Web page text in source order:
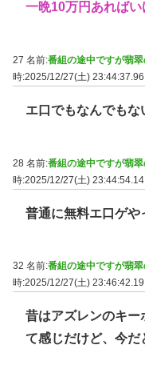
一晩10万円あれば
27 名前:番組の途中ですが翡
時:2025/12/27(土) 23:44:37.96
エ口でもなんでもな
28 名前:番組の途中ですが翡
時:2025/12/27(土) 23:44:54.14
普通に無料エ口ゲや
32 名前:番組の途中ですが翡
時:2025/12/27(土) 23:46:42.19
昔はアズレンのキー
て感じだけど、今だ